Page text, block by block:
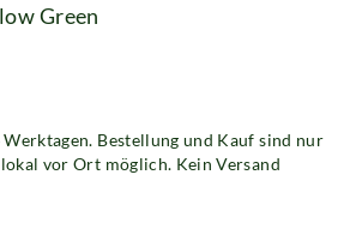
Green
Bestellung und Kauf sind nur
vor Ort möglich. Kein Versand